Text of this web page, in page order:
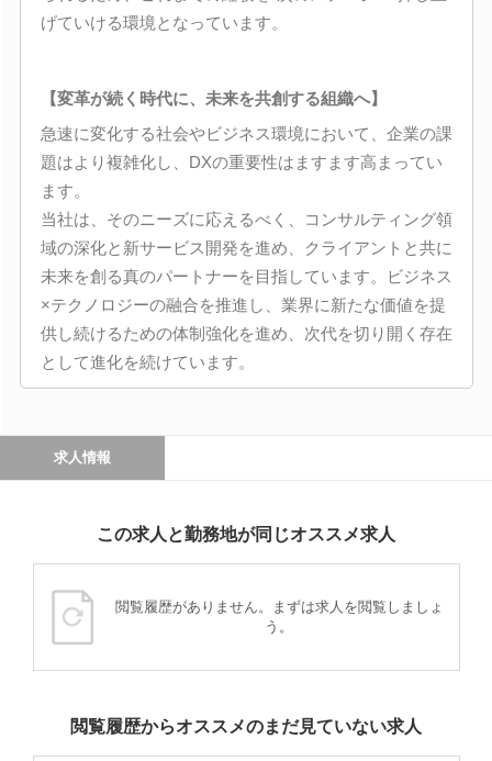
げていける環境となっています。
【変革が続く時代に、未来を共創する組織へ】
急速に変化する社会やビジネス環境において、企業の課
題はより複雑化し、DXの重要性はますます高まってい
ます。
当社は、そのニーズに応えるべく、コンサルティング領
域の深化と新サービス開発を進め、クライアントと共に
未来を創る真のパートナーを目指しています。ビジネス
×テクノロジーの融合を推進し、業界に新たな価値を提
供し続けるための体制強化を進め、次代を切り開く存在
として進化を続けています。
求人情報
この求人と勤務地が同じオススメ求人
閲覧履歴がありません。まずは求人を閲覧しましょ
う。
閲覧履歴からオススメのまだ見ていない求人